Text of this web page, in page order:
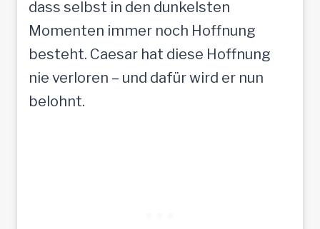
dass selbst in den dunkelsten
Momenten immer noch Hoffnung
besteht. Caesar hat diese Hoffnung
nie verloren – und dafür wird er nun
belohnt.